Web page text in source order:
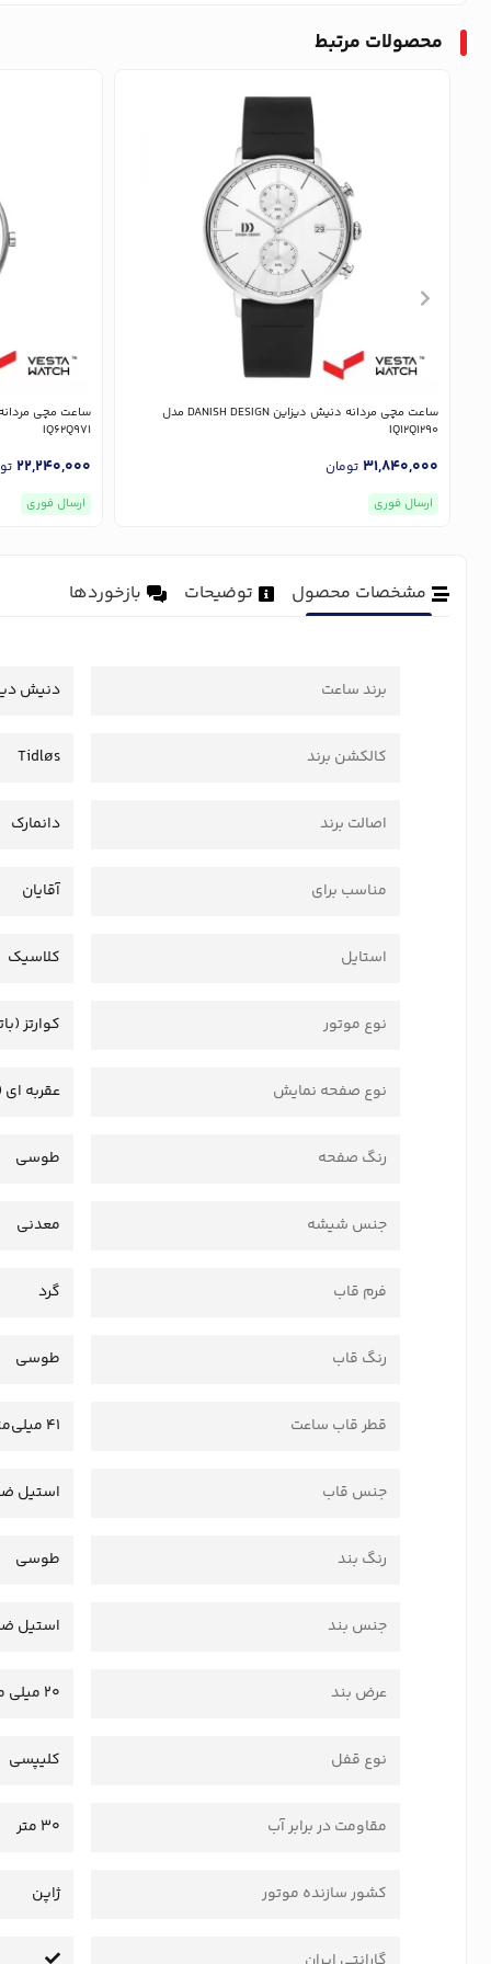
محصولات مرتبط
ساعت مچی مردانه دنیش دیزاین DANISH DESIGN مدل
IQ12Q1290
31,840,000 تومان
ارسال فوری
IQ62Q971
22,240,000
ارسال فوری
مشخصات محصول توضیحات بازخوردها
برند ساعت دنیش
کالکشن برند Tidløs
اصالت برند دانمارک
مناسب برای آقایان
استایل کلاسیک
نوع موتور کوارتز
نوع صفحه نمایش عقربه ای
رنگ صفحه طوسی
جنس شیشه معدنی
فرم قاب گرد
رنگ قاب طوسی
قطر قاب ساعت 41 میلی‌متر
جنس قاب استیل
رنگ بند طوسی
جنس بند استیل
عرض بند 20 میلی متر
نوع قفل کلیپسی
مقاومت در برابر آب 30 متر
کشور سازنده موتور ژاپن